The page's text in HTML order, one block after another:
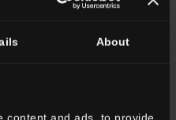
About
33x120 . 13"x48"
Angolare DX HWD 10